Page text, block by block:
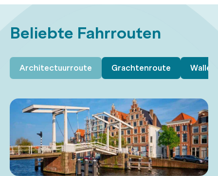
Beliebte Fahrrouten
Architectuurroute Grachtenroute